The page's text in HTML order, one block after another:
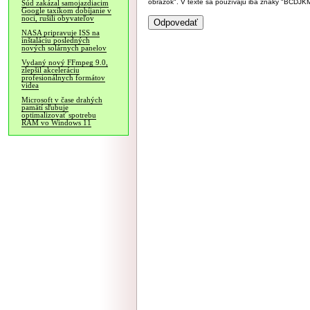
Súd zakázal samojazdiacim
Google taxíkom dobíjanie v
noci, rušili obyvateľov
NASA pripravuje ISS na
inštaláciu posledných
nových solárnych panelov
Vydaný nový FFmpeg 9.0,
zlepšil akceleráciu
profesionálnych formátov
videa
Microsoft v čase drahých
pamätí sľubuje
optimalizovať spotrebu
RAM vo Windows 11
obrázok". V texte sa používajú iba znaky